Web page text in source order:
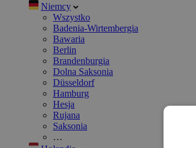
Niemcy
Wszystko
Badenia-Wirtembergia
Bawaria
Berlin
Brandenburgia
Dolna Saksonia
Düsseldorf
Hamburg
Hesja
Rujana
Saksonia
…